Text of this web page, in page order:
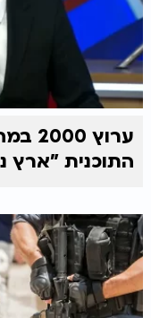
התוכנית "ארץ